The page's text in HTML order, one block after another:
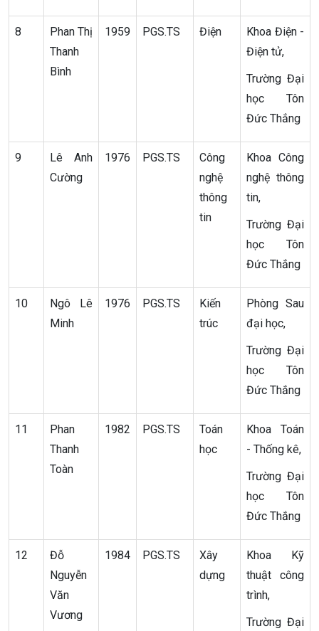
8
Phan Thị
Thanh
Bình
1959 PGS.TS Điện
Khoa Điện -
Điện tử,
Trường Đại
học Tôn
Đức Thắng
9
Lê Anh
Cường
1976 PGS.TS
Công
nghệ
thông
tin
Khoa Công
nghệ thông
tin,
Trường Đại
học Tôn
Đức Thắng
10
Ngô Lê
Minh
1976 PGS.TS
Kiến
trúc
Phòng Sau
đại học,
Trường Đại
học Tôn
Đức Thắng
11
Phan
Thanh
Toàn
1982 PGS.TS
Toán
học
Khoa Toán
- Thống kê,
Trường Đại
học Tôn
Đức Thắng
12
Đỗ
Nguyễn
Văn
Vương
1984 PGS.TS
Xây
dựng
Khoa Kỹ
thuật công
trình,
Trường Đại